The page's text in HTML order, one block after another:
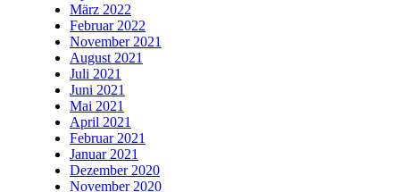
März 2022
Februar 2022
November 2021
August 2021
Juli 2021
Juni 2021
Mai 2021
April 2021
Februar 2021
Januar 2021
Dezember 2020
November 2020